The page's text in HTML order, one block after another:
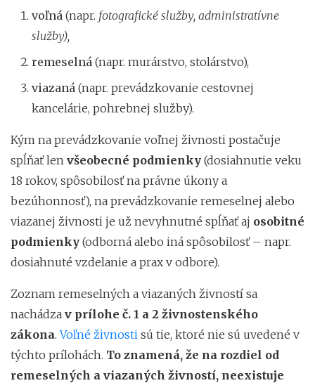
voľná (napr. fotografické služby, administratívne
služby),
remeselná (napr. murárstvo, stolárstvo),
viazaná (napr. prevádzkovanie cestovnej
kancelárie, pohrebnej služby).
Kým na prevádzkovanie voľnej živnosti postačuje
spĺňať len všeobecné podmienky (dosiahnutie veku
18 rokov, spôsobilosť na právne úkony a
bezúhonnosť), na prevádzkovanie remeselnej alebo
viazanej živnosti je už nevyhnutné spĺňať aj osobitné
podmienky (odborná alebo iná spôsobilosť – napr.
dosiahnuté vzdelanie a prax v odbore).
Zoznam remeselných a viazaných živností sa
nachádza v prílohe č. 1 a 2 živnostenského
zákona.Voľné živnosti sú tie, ktoré nie sú uvedené v
týchto prílohách. To znamená, že na rozdiel od
remeselných a viazaných živností, neexistuje